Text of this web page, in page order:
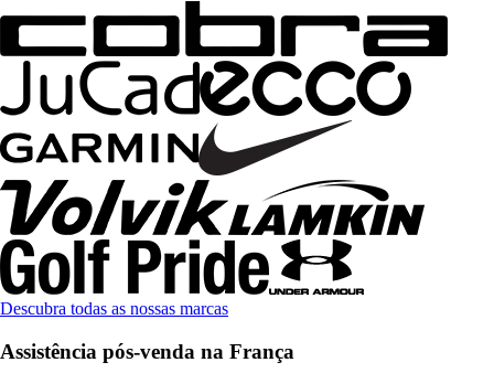
Descubra todas as nossas marcas
Assistência pós-venda na França